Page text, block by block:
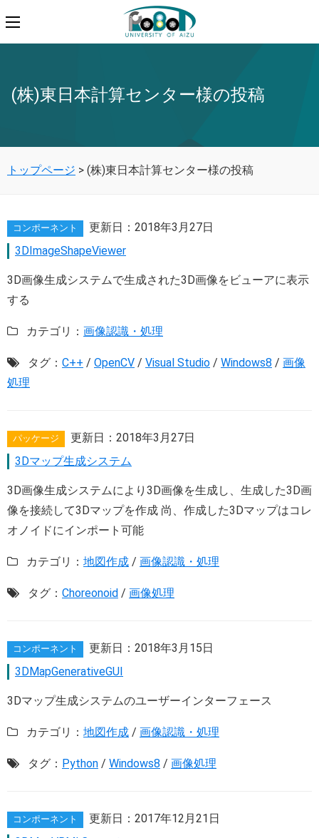
(株)東日本計算センター様の投稿
トップページ > (株)東日本計算センター様の投稿
コンポーネント 更新日： 2018年3月27日
3DImageShapeViewer
3D画像生成システムで生成された3D画像をビューアに表示
する
カテゴリ： 画像認識・処理
タグ： C++ / OpenCV / Visual Studio / Windows8 / 画像
処理
パッケージ 更新日： 2018年3月27日
3Dマップ生成システム
3D画像生成システムにより3D画像を生成し、生成した3D画
像を接続して3Dマップを作成 尚、作成した3Dマップはコレ
オノイドにインポート可能
カテゴリ： 地図作成 / 画像認識・処理
タグ： Choreonoid / 画像処理
コンポーネント 更新日： 2018年3月15日
3DMapGenerativeGUI
3Dマップ生成システムのユーザーインターフェース
カテゴリ： 地図作成 / 画像認識・処理
タグ： Python / Windows8 / 画像処理
コンポーネント 更新日： 2017年12月21日